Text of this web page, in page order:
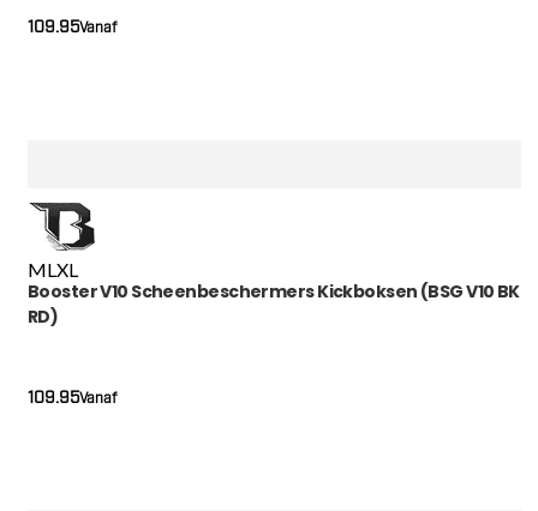
Vanaf
109.95
ML XL
Booster V10 Scheenbeschermers Kickboksen (BSG V10 BK
RD)
Vanaf
109.95